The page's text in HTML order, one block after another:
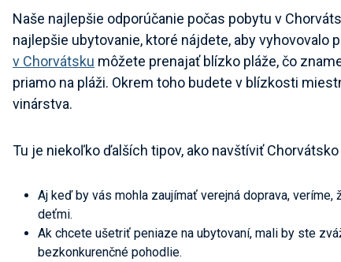
Naše najlepšie odporúčanie počas pobytu v
najlepšie ubytovanie, ktoré nájdete, aby vyhovovalo
v Chorvátsku môžete prenajať blízko pláže, čo
priamo na pláži. Okrem toho budete v blízkosti
vinárstva.
Tu je niekoľko ďalších tipov, ako navštíviť
Aj keď by vás mohla zaujímať verejná doprava,
deťmi.
Ak chcete ušetriť peniaze na ubytovaní, mali by ste
bezkonkurenčné pohodlie.